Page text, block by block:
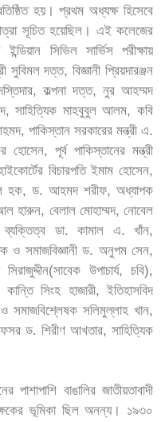
হয়। প্রথম অধ্যক্ষ হিসেবে
সূচিত হয়েছিল। এই কলেজের
সিভিল সার্ভিস পরীক্ষায়
দত্ত, বিজ্ঞানী প্রিয়দারঞ্জন
দস্তিদার, কল্পনা দত্ত, নুর আহম্মদ
সাহিত্যিক মাহবুবুল আলম, কবি
পাকিস্তান সরকারের মন্ত্রী এ.
হোসেন, পূর্ব পাকিস্তানের মন্ত্রী
বিচারপতি ইমাম হোসেন,
হক, ড. আহমদ শরীফ, অধ্যাপক
হারুন, বেলাল মোহাম্মদ, নোবেল
ডা. কামাল এ. খাঁন,
ও সমাজবিজ্ঞানী ড. অনুপম সেন,
উপাচার্য, চবি),
সিংহ হাজারী, ইতিহাসবিদ
সমাজবিশ্লেষক সলিমুল্লাহ খান,
ড. শিরীণ আখতার, সাহিত্যিক
বাঙালির জাতীয়তাবাদী
ভূমিকা ছিল অনন্য। ১৯৩০